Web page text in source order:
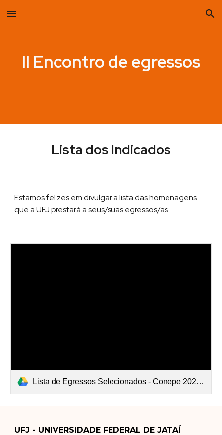
Skip to main content Skip to navigation
II Encontro de egressos
Lista dos Indicados
Estamos felizes em divulgar a lista das homenagens
que a UFJ prestará a seus/suas egressos/as.
Lista de Egressos Selecionados - Conepe 2023.pdf
UFJ - UNIVERSIDADE FEDERAL DE JATAÍ